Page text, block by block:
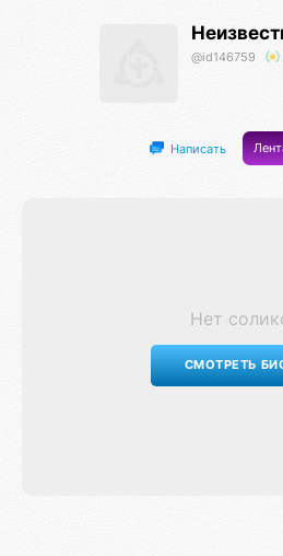
@id146759
Написать
Нет
СМОТРЕТЬ